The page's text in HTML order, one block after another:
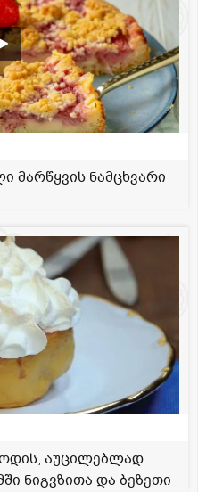
მარწყვის ნამცხვარი
აუცილებლად
ნიგვზითა და ბეზეთი